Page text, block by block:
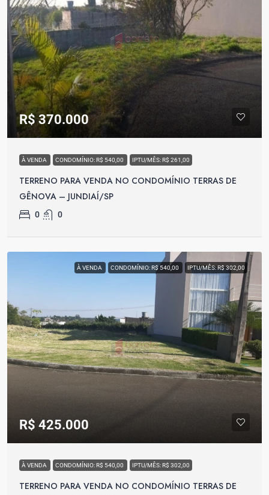
R$ 370.000
À VENDA CONDOMÍNIO: R$ 540,00 IPTU/MÊS: R$ 261,00
TERRENO PARA VENDA NO CONDOMÍNIO TERRAS DE
GÊNOVA – JUNDIAÍ/SP
0 0
À VENDA CONDOMÍNIO: R$ 540,00 IPTU/MÊS: R$ 302,00
R$ 425.000
À VENDA CONDOMÍNIO: R$ 540,00 IPTU/MÊS: R$ 302,00
TERRENO PARA VENDA NO CONDOMÍNIO TERRAS DE